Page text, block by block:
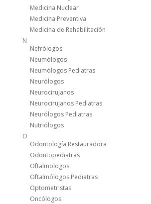
Medicina Nuclear
Medicina Preventiva
Medicina de Rehabilitación
N
Nefrólogos
Neumólogos
Neumólogos Pediatras
Neurólogos
Neurocirujanos
Neurocirujanos Pediatras
Neurólogos Pediatras
Nutriólogos
O
Odontología Restauradora
Odontopediatras
Oftalmologos
Oftalmólogos Pediatras
Optometristas
Oncólogos